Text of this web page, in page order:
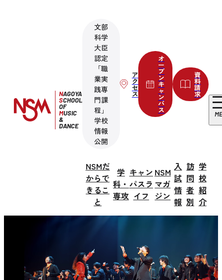
NAGOYA
SCHOOL
OF
MUSIC
&
DANCE
文部
科学
大臣
認定
「職
業実
践専
門課
程」
学校
情報
公開
ア
ク
セ
ス
オ
ー
プ
ン
キ
ャ
ン
パ
ス
資
料
請
求
NSMだ
からで
きるこ
と
学
科・
専攻
キャン
パスラ
イフ
NSM
マガ
ジン
入
試
情
報
訪
問
者
別
学
校
紹
介